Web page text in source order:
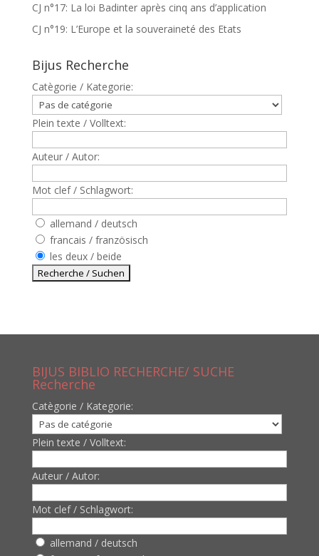
CJ n°17: La loi Badinter après cinq ans d’application
CJ n°19: L’Europe et la souveraineté des Etats
Bijus Recherche
Catègorie / Kategorie:
Plein texte / Volltext:
Auteur / Autor:
Mot clef / Schlagwort:
allemand / deutsch
francais / französisch
les deux / beide
BIJUS BIBLIO RECHERCHE/ SUCHE
Recherche
Catègorie / Kategorie:
Plein texte / Volltext:
Auteur / Autor:
Mot clef / Schlagwort:
allemand / deutsch